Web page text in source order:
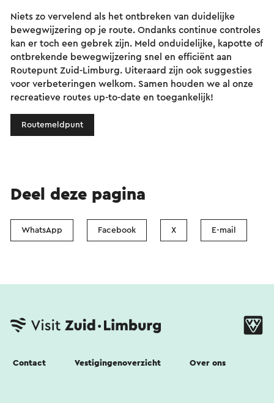
Niets zo vervelend als het ontbreken van duidelijke
bewegwijzering op je route. Ondanks continue controles
kan er toch een gebrek zijn. Meld onduidelijke, kapotte of
ontbrekende bewegwijzering snel en efficiënt aan
Routepunt Zuid-Limburg. Uiteraard zijn ook suggesties
voor verbeteringen welkom. Samen houden we al onze
recreatieve routes up-to-date en toegankelijk!
Routemeldpunt
Deel deze pagina
WhatsApp Facebook X E-mail
Contact Vestigingenoverzicht Over ons